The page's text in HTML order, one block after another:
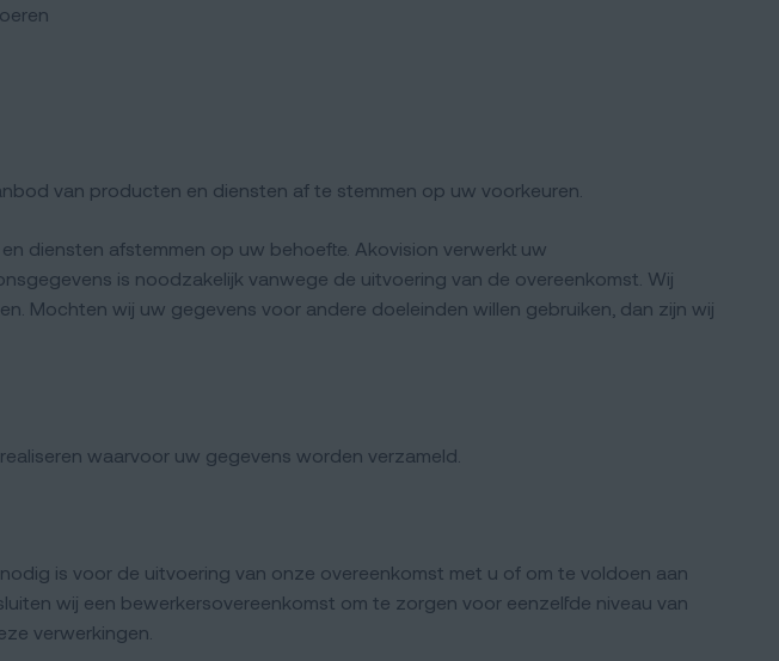
van producten en diensten af te stemmen op uw voorkeuren.
diensten afstemmen op uw behoefte. Akovision verwerkt uw
is noodzakelijk vanwege de uitvoering van de overeenkomst. Wij
Mochten wij uw gegevens voor andere doeleinden willen gebruiken, dan zijn wij
waarvoor uw gegevens worden verzameld.
is voor de uitvoering van onze overeenkomst met u of om te voldoen aan
wij een bewerkersovereenkomst om te zorgen voor eenzelfde niveau van
verwerkingen.